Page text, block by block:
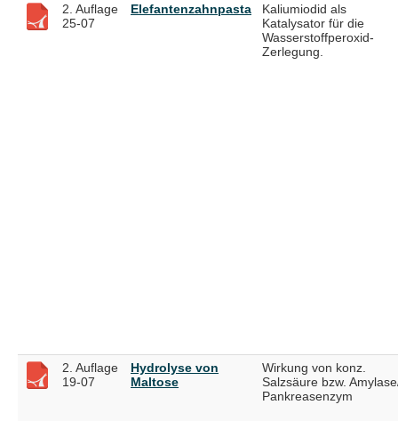
2. Auflage
25-07
Elefantenzahnpasta
Kaliumiodid als
Katalysator für die
Wasserstoffperoxid-
Zerlegung.
2. Auflage
19-07
Hydrolyse von
Maltose
Wirkung von konz.
Salzsäure bzw.
Pankreasenzym